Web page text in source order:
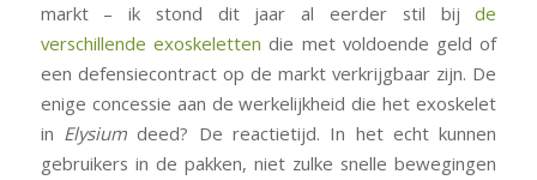
markt – ik stond dit jaar al eerder stil bijde
verschillende exoskeletten die met voldoende geld of
een defensiecontract op de markt verkrijgbaar zijn. De
enige concessie aan de werkelijkheid die het exoskelet
in Elysiumdeed? De reactietijd. In het echt kunnen
gebruikers in de pakken, niet zulke snelle bewegingen